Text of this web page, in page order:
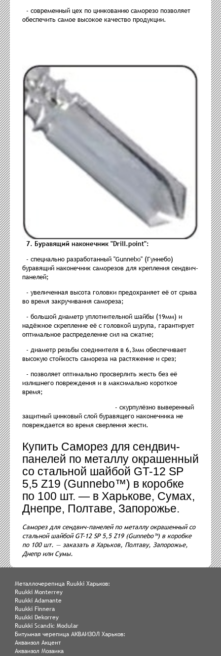
- современный цех по цинкованию саморезо позволяет
обеспечить самое высокое качество продукции.
7. Буравящий наконечник "Drill.point":
- специально разработанный "Gunnebo" (Гуннебо)
буравящий наконечник саморезов для крепления сендвич-
панелей;
- увеличенная высота головки предохраняет её от срыва
во время закручивания самореза;
- большой диаметр уплотнительной шайбы (19мм) и
надёжное скрепление её с головкой шурупа, гарантирует
оптимальное распределение сил на сжатие;
- диаметр резьбы соединителя в 6,3мм обеспечивает
высокую стойкость самореза на растяжение и срез;
- позволяет оптимально просверлить жесть без её
излишнего повреждения и в максимально короткое
время;
- скурпулёзно выверенный
защитный цинковый слой буравящего наконечника не
повреждается во время сверления жести.
Купить Саморез для сендвич-
панелей по металлу окрашенный
со стальной шайбой GT-12 SP
5,5 Z19 (Gunnebo™) в коробке
по 100 шт. — в Харькове, Сумах,
Днепре, Полтаве, Запорожье.
Саморез для сендвич-панелей по металлу окрашенный со
стальной шайбой GT-12 SP 5,5 Z19 (Gunnebo™) в коробке
по 100 шт. — заказать в Харьков, Полтаву, Запорожье,
Днепр или Сумы.
Металлочерепица Ruukki Харьков:
Ruukki Monterrey
Ruukki Adamante
Ruukki Finnera
Ruukki Dekorrey
Ruukki Scandic Modular
Битумная черепица АКВАИЗОЛ Харьков:
Акваизол Акцент
Акваизол Мозаика